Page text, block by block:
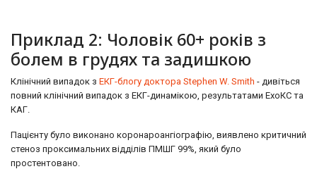
Приклад 2: Чоловік 60+ років з
болем в грудях та задишкою
Клінічний випадок з ЕКГ-блогу доктора Stephen W. Smith - дивіться
повний клінічний випадок з ЕКГ-динамікою, результатами ЕхоКС та
КАГ.
Пацієнту було виконано коронароангіографію, виявлено критичний
стеноз проксимальних відділів ПМШГ 99%, який було
простентовано.